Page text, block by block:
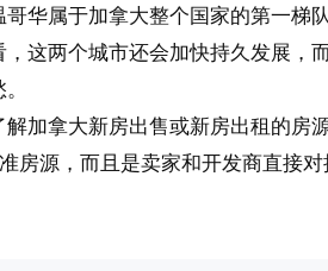
华属于加拿大整个国家的第一梯
这两个城市还会加快持久发展，
加拿大新房出售或新房出租的房
源，而且是卖家和开发商直接对